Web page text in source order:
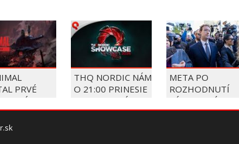
PRVÉ
DLC
THQ NORDIC NÁM
O 21:00 PRINESIE
SVOJU VEĽKÚ
LETNÚ
META PO
ROZHODNUTÍ
SÚDU MUSÍ
ZAPLATIŤ